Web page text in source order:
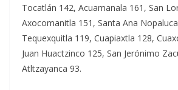
Tocatlán 142, Acuamanala 161, San
Axocomanitla 151, Santa Ana
Tequexquitla 119, Cuapiaxtla 128,
Juan Huactzinco 125, San Jerónimo
Atltzayanca 93.